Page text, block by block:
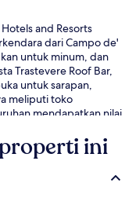
and Resorts
dari Campo de'
untuk minum, dan
Trastevere Roof Bar,
untuk sarapan,
meliputi toko
mendapatkan nilai
berjarak 3 menit dan
ini